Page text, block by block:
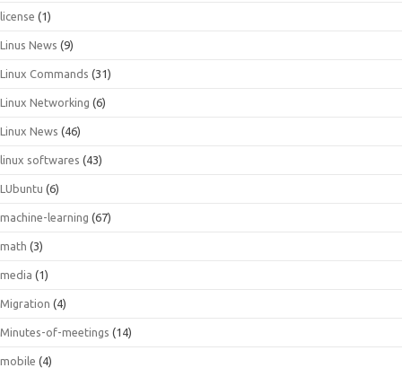
license (1)
Linus News (9)
Linux Commands (31)
Linux Networking (6)
Linux News (46)
linux softwares (43)
LUbuntu (6)
machine-learning (67)
math (3)
media (1)
Migration (4)
Minutes-of-meetings (14)
mobile (4)